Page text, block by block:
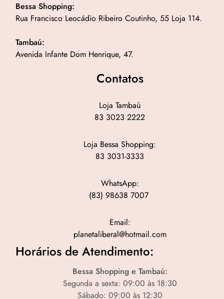
Bessa Shopping:
Rua Francisco Leocádio Ribeiro Coutinho, 55 Loja 114.
Tambaú:
Avenida Infante Dom Henrique, 47.
Contatos
Loja Tambaú
83 3023 2222
Loja Bessa Shopping:
83 3031-3333
WhatsApp:
(83) 98638 7007
Email:
planetaliberal@hotmail.com
Horários de Atendimento:
Bessa Shopping e Tambaú:
Segunda a sexta: 09:00 às 18:30
Sábado: 09:00 às 12:30